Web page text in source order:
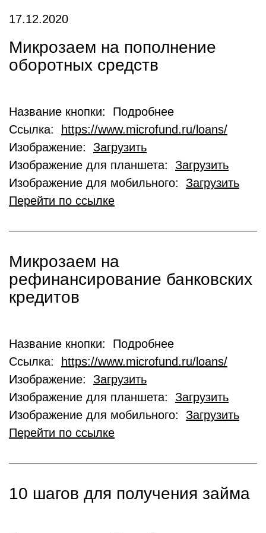
17.12.2020
Микрозаем на пополнение
оборотных средств
Название кнопки: Подробнее
Ссылка:
https://www.microfund.ru/loans/
Изображение: Загрузить
Изображение для планшета: Загрузить
Изображение для мобильного: Загрузить
Перейти по ссылке
Микрозаем на
рефинансирование банковских
кредитов
Название кнопки: Подробнее
Ссылка:
https://www.microfund.ru/loans/
Изображение: Загрузить
Изображение для планшета: Загрузить
Изображение для мобильного: Загрузить
Перейти по ссылке
10 шагов для получения займа